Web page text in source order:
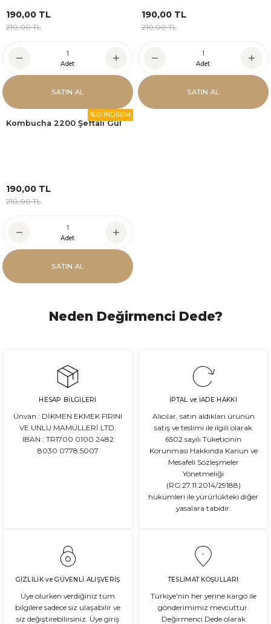
190,00 TL
210,00 TL
Adet
SATIN AL
190,00 TL
210,00 TL
Adet
SATIN AL
%10 İNDİRİM
Kombucha 2200 Şeftali Gül
190,00 TL
210,00 TL
Adet
SATIN AL
Neden Değirmenci Dede?
HESAP BİLGİLERİ
Ünvan : DİKMEN EKMEK FIRINI
VE UNLU MAMÜLLERİ LTD.
IBAN : TR1700 0100 2482
8030 0778 5007
İPTAL ve İADE HAKKI
Alıcılar, satın aldıkları ürünün
satış ve teslimi ile ilgili olarak
6502 sayılı Tüketicinin
Korunması Hakkında Kanun ve
Mesafeli Sözleşmeler
Yönetmeliği
(RG:27.11.2014/29188)
hükümleri ile yürürlükteki diğer
yasalara tabidir.
GİZLİLİK ve GÜVENLİ ALIŞVERİŞ
Üye olurken verdiğiniz tüm
bilgilere sadece siz ulaşabilir ve
siz değiştirebilirsiniz. Üye giriş
TESLİMAT KOŞULLARI
Türkiye'nin her yerine kargo ile
gönderimimiz mevcuttur.
Değirmenci Dede olarak